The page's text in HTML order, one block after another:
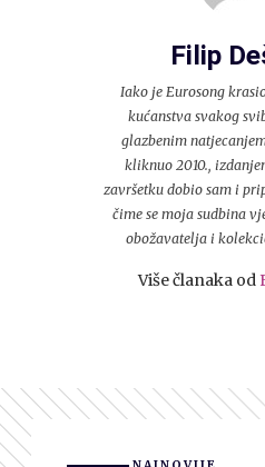
Filip
Iako je Eurosong
kućanstva svakog
glazbenim
kliknuo 2010.,
završetku dobio sam i
čime se moja sudbina
obožavatelja i
Više članaka od